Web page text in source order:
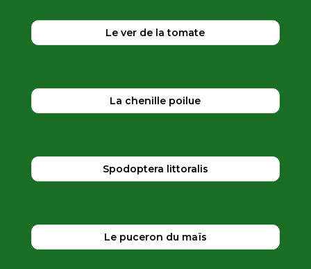
Le ver de la tomate
La chenille poilue
Spodoptera littoralis
Le puceron du maïs